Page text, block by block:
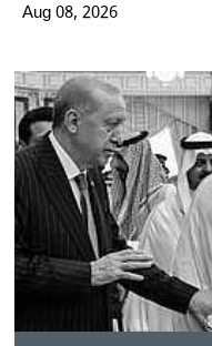
Aug 08, 2026